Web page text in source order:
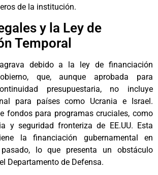
de la institución.
y la Ley de
Temporal
debido a la ley de financiación
que, aunque aprobada para
presupuestaria, no incluye
para países como Ucrania e Israel.
fondos para programas cruciales, como
y seguridad fronteriza de EE.UU. Esta
la financiación gubernamental en
lo que presenta un obstáculo
Departamento de Defensa.